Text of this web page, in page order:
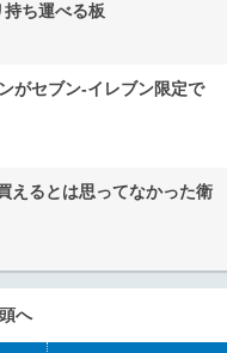
ち運べる板
セブン‐イレブン限定で
えるとは思ってなかった衛
へ